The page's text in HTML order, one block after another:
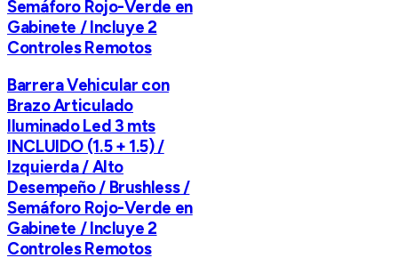
Semáforo Rojo-Verde en
Gabinete / Incluye 2
Controles Remotos
Barrera Vehicular con
Brazo Articulado
Iluminado Led 3 mts
INCLUIDO (1.5 + 1.5) /
Izquierda / Alto
Desempeño / Brushless /
Semáforo Rojo-Verde en
Gabinete / Incluye 2
Controles Remotos